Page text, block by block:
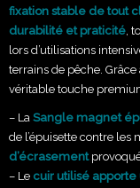
fixation stable de tout
durabilité et praticité,
lors d’utilisations
terrains de pêche.
véritable touche
– La Sangle magnet
de l’épuisette contre les
d’écrasement
– Le cuir utilisé